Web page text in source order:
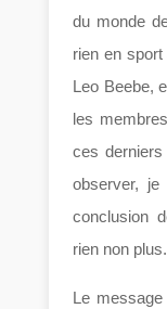
du monde
rien en
Leo Beebe,
les
ces
observer,
conclusion
rien non
Le